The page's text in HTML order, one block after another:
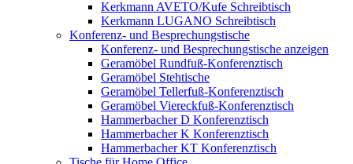
Kerkmann AVETO/Kufe Schreibtisch
Kerkmann LUGANO Schreibtisch
Konferenz- und Besprechungstische
Konferenz- und Besprechungstische anzeigen
Geramöbel Rundfuß-Konferenztisch
Geramöbel Stehtische
Geramöbel Tellerfuß-Konferenztisch
Geramöbel Viereckfuß-Konferenztisch
Hammerbacher D Konferenztisch
Hammerbacher K Konferenztisch
Hammerbacher KT Konferenztisch